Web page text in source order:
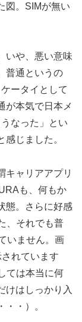
図。SIMが無い
いや、悪い意味
普通というの
ータイとして
が本気で日本メ
なった」とい
じました。
キャリアアプリ
も、何もか
態。さらに好感
、それでも普
いません。画
れています
ては本当に何
はしっかり入
・）。